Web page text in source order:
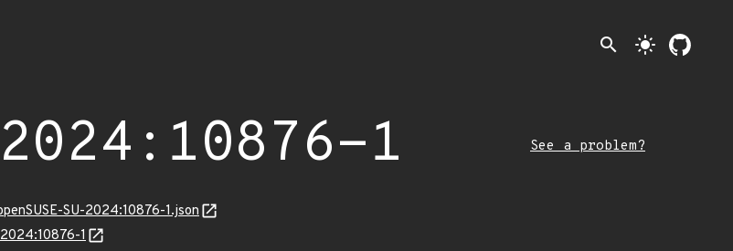
search light_mode
2024:10876-1 See a problem?
SU-2024:10876-1.json
1